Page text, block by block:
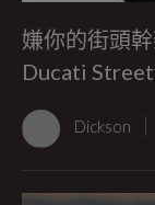
嫌你的街頭
Ducati
Dickson